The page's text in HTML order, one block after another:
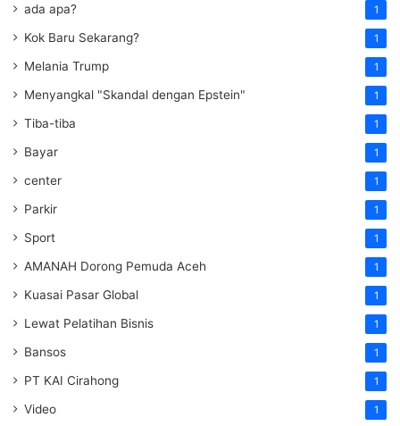
ada apa? 1
Kok Baru Sekarang? 1
Melania Trump 1
Menyangkal "Skandal dengan Epstein" 1
Tiba-tiba 1
Bayar 1
center 1
Parkir 1
Sport 1
AMANAH Dorong Pemuda Aceh 1
Kuasai Pasar Global 1
Lewat Pelatihan Bisnis 1
Bansos 1
PT KAI Cirahong 1
Video 1